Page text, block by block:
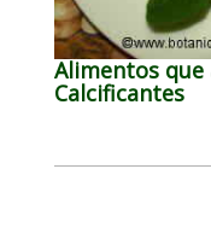
Alimentos que
Calcificantes